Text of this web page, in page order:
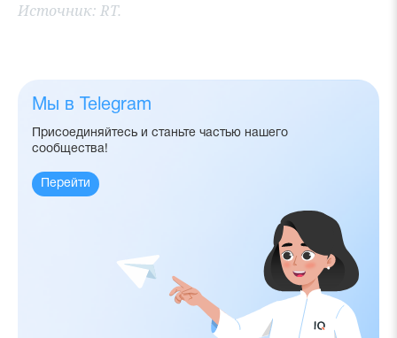
Источник: RT.
Мы в Telegram
Присоединяйтесь и станьте частью нашего
сообщества!
Перейти